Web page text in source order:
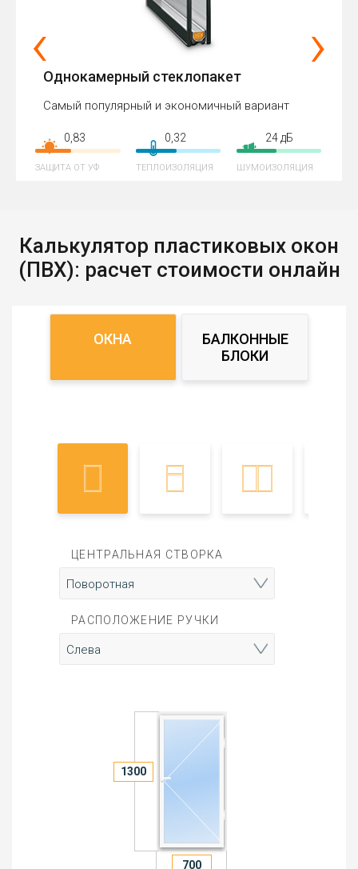
Однокамерный стеклопакет
Самый популярный и экономичный вариант
0,83
ЗАЩИТА ОТ УФ
0,32
ТЕПЛОИЗОЛЯЦИЯ
24 дБ
ШУМОИЗОЛЯЦИЯ
‹ ›
Калькулятор пластиковых окон
(ПВХ): расчет стоимости онлайн
ОКНА
БАЛКОННЫЕ
БЛОКИ
ЦЕНТРАЛЬНАЯ СТВОРКА
РАСПОЛОЖЕНИЕ РУЧКИ